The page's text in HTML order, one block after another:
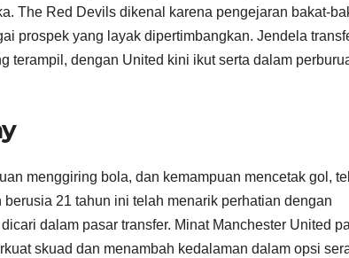
The Red Devils dikenal karena pengejaran bakat-
prospek yang layak dipertimbangkan. Jendela
terampil, dengan United kini ikut serta dalam
menggiring bola, dan kemampuan mencetak gol,
21 tahun ini telah menarik perhatian dengan
dalam pasar transfer. Minat Manchester United
skuad dan menambah kedalaman dalam opsi